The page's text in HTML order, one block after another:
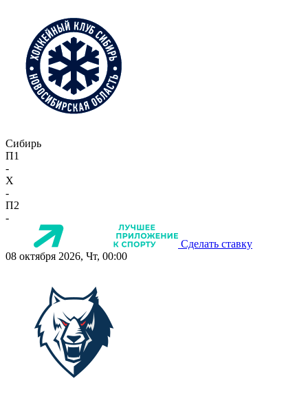
Сибирь
П1
-
X
-
П2
-
Сделать ставку
08 октября 2026, Чт, 00:00